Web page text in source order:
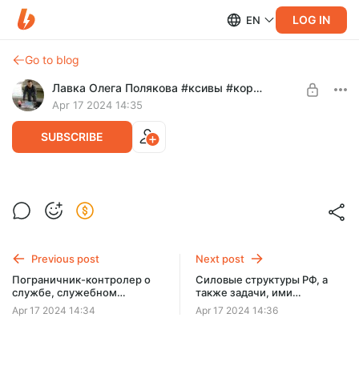
EN LOG IN
Go to blog
Лавка Олега Полякова #ксивы #корочки#удостоверения
Apr 17 2024 14:35
SUBSCRIBE
Как отличить фейковое, сувенирное,
шуточное удостоверение или корочку ?
Previous post
Пограничник-контролер о
службе, служебном
удостоверении или корочке
Apr 17 2024 14:34
Next post
Силовые структуры РФ, а
также задачи, ими
решаемые
Apr 17 2024 14:36